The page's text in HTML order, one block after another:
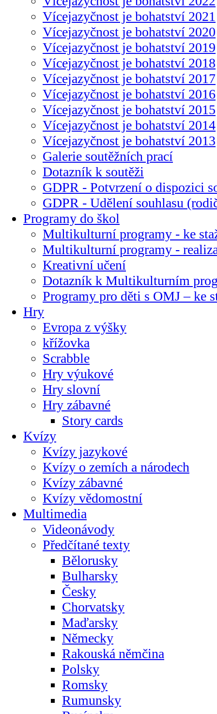
Vícejazyčnost je bohatství 2021
Vícejazyčnost je bohatství 2020
Vícejazyčnost je bohatství 2019
Vícejazyčnost je bohatství 2018
Vícejazyčnost je bohatství 2017
Vícejazyčnost je bohatství 2016
Vícejazyčnost je bohatství 2015
Vícejazyčnost je bohatství 2014
Vícejazyčnost je bohatství 2013
Galerie soutěžních prací
Dotazník k soutěži
GDPR - Potvrzení o dispozici
GDPR - Udělení souhlasu
Programy do škol
Multikulturní programy - ke
Multikulturní programy -
Kreativní učení
Dotazník k Multikulturním
Programy pro děti s OMJ – ke
Hry
Evropa z výšky
křížovka
Scrabble
Hry výukové
Hry slovní
Hry zábavné
Story cards
Kvízy
Kvízy jazykové
Kvízy o zemích a národech
Kvízy zábavné
Kvízy vědomostní
Multimedia
Videonávody
Předčítané texty
Bělorusky
Bulharsky
Česky
Chorvatsky
Maďarsky
Německy
Rakouská němčina
Polsky
Romsky
Rumunsky